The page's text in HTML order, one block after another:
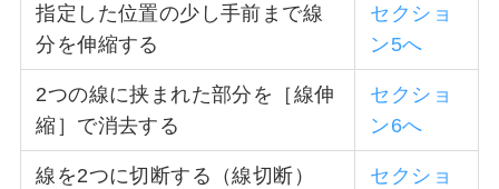
指定した位置の少し手前まで線
分を伸縮する
セクショ
ン5へ
2つの線に挟まれた部分を［線伸
縮］で消去する
セクショ
ン6へ
線を2つに切断する（線切断）
セクショ